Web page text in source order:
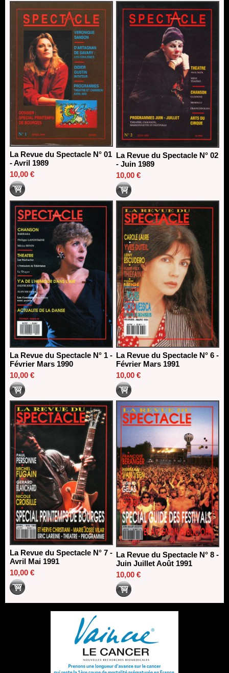
Dispositif SACD Auteurs d'espaces : les lauréats 2026
18/03/2026
La Revue du Spectacle N° 01
- Avril 1989
10,00 €
La Revue du Spectacle N° 02
- Juin 1989
10,00 €
La Revue du Spectacle N° 1 -
Février Mars 1990
10,00 €
La Revue du Spectacle N° 6 -
Février Mars 1991
10,00 €
La Revue du Spectacle N° 7 -
Avril Mai 1991
10,00 €
La Revue du Spectacle N° 8 -
Juin Juillet Août 1991
10,00 €